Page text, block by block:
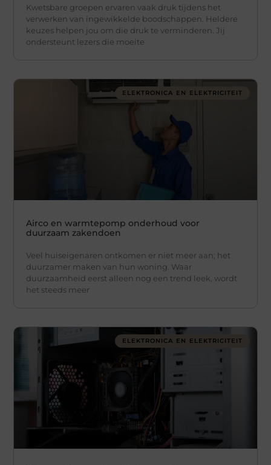
Kwetsbare groepen ervaren vaak druk tijdens het
verwerken van ingewikkelde boodschappen. Heldere
keuzes helpen jou om die druk te verminderen. Jij
ondersteunt lezers die moeite
ELEKTRONICA EN ELEKTRICITEIT
Airco en warmtepomp onderhoud voor
duurzaam zakendoen
Veel huiseigenaren ontkomen er niet meer aan; het
duurzamer maken van hun woning. Waar
duurzaamheid eerst alleen nog een trend leek, wordt
het steeds meer
ELEKTRONICA EN ELEKTRICITEIT